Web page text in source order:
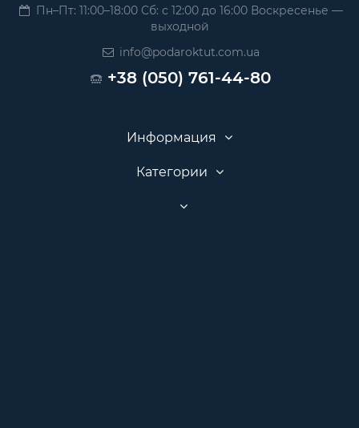
Пн–Пт: 11:00–18:00 Сб: с 12:00 до 16:00 Воскресенье —
выходной
info@podaroktut.com.ua
+38 (050) 761-44-80
Информация
Категории